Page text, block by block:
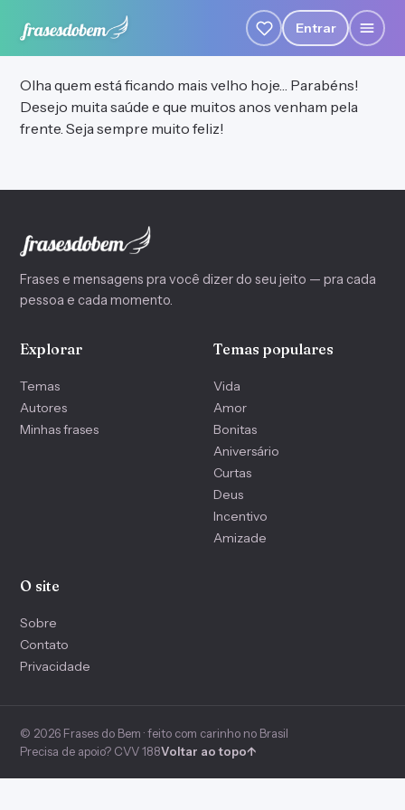
Entrar
Olha quem está ficando mais velho hoje… Parabéns!
Desejo muita saúde e que muitos anos venham pela
frente. Seja sempre muito feliz!
Frases e mensagens pra você dizer do seu jeito — pra cada
pessoa e cada momento.
Explorar
Temas
Autores
Minhas frases
Temas populares
Vida
Amor
Bonitas
Aniversário
Curtas
Deus
Incentivo
Amizade
O site
Sobre
Contato
Privacidade
© 2026 Frases do Bem · feito com carinho no Brasil
Precisa de apoio? CVV 188Voltar ao topo↑